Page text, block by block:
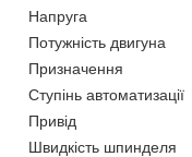
Напруга
Потужність двигуна
Призначення
Ступінь автоматизації
Привід
Швидкість шпинделя